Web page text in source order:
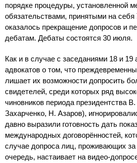
порядке процедуры, установленной
обязательствами, принятыми на себя
оказалось прекращение допросов и
дебатам. Дебаты состоятся 30 июля.
Как и в случае с заседаниями 18 и 19
адвокатов о том, что
лишает их возможности допросить
свидетелей, среди которых ряд
чиновников периода президентства
Захарченко, Н. Азаров),
давно выразили готовность дать
международных договорённостей,
случае допроса лиц, проживающих
очередь, настаивает на видео-